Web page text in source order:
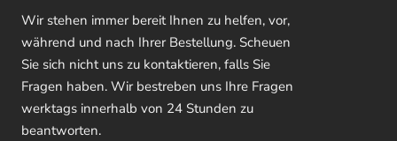
Wir stehen immer bereit Ihnen zu helfen, vor,
während und nach Ihrer Bestellung. Scheuen
Sie sich nicht uns zu kontaktieren, falls Sie
Fragen haben. Wir bestreben uns Ihre Fragen
werktags innerhalb von 24 Stunden zu
beantworten.